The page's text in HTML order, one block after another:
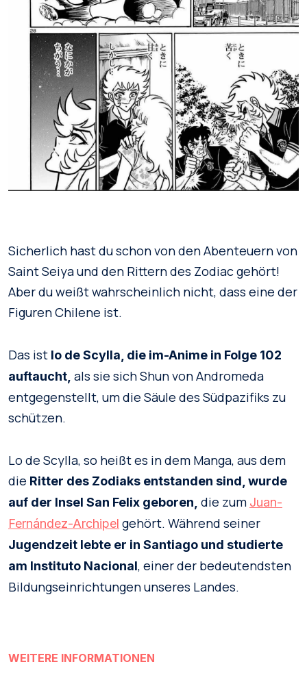
Sicherlich hast du schon von den Abenteuern von
Saint Seiya und den Rittern des Zodiac gehört!
Aber du weißt wahrscheinlich nicht, dass eine der
Figuren Chilene ist.
Das ist Io de Scylla, die im-Anime in Folge 102
auftaucht, als sie sich Shun von Andromeda
entgegenstellt, um die Säule des Südpazifiks zu
schützen.
Lo de Scylla, so heißt es in dem Manga, aus dem
die Ritter des Zodiaks entstanden sind, wurde
auf der Insel San Felix geboren, die zum Juan-
Fernández-Archipel gehört. Während seiner
Jugendzeit lebte er in Santiago und studierte
am Instituto Nacional, einer der bedeutendsten
Bildungseinrichtungen unseres Landes.
WEITERE INFORMATIONEN